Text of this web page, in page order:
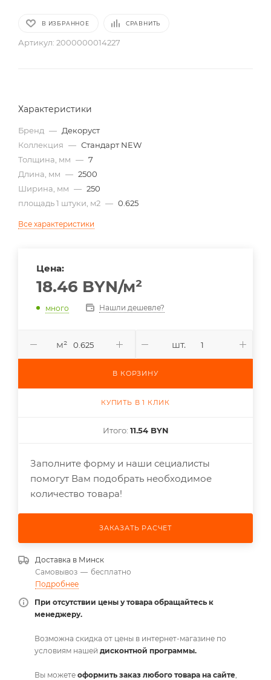
В ИЗБРАННОЕ СРАВНИТЬ
Артикул: 2000000014227
Характеристики
Бренд — Декоруст
Коллекция — Стандарт NEW
Толщина, мм — 7
Длина, мм — 2500
Ширина, мм — 250
площадь 1 штуки, м2 — 0.625
Все характеристики
Цена:
18.46 BYN/м²
много Нашли дешевле?
м² шт.
В КОРЗИНУ
КУПИТЬ В 1 КЛИК
Итого: 11.54 BYN
Заполните форму и наши сециалисты
помогут Вам подобрать необходимое
количество товара!
ЗАКАЗАТЬ РАСЧЕТ
Доставка в Минск
Самовывоз — бесплатно
Подробнее
При отсутствии цены у товара обращайтесь к
менеджеру.
Возможна скидка от цены в интернет-магазине по
условиям нашей дисконтной программы.
Вы можете оформить заказ любого товара на сайте,